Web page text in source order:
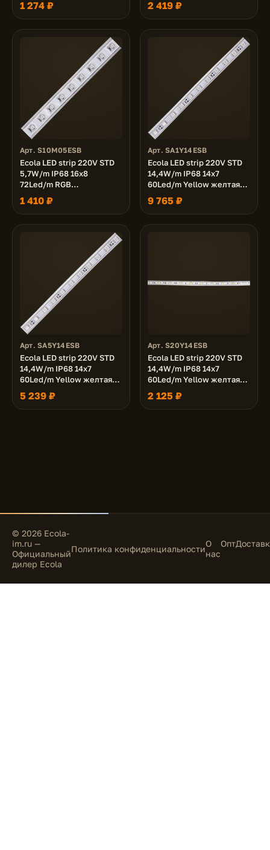
1 274 ₽ 2 419 ₽
Арт. S10M05ESB
Ecola LED strip 220V STD
5,7W/m IP68 16x8
72Led/m RGB
разноцветная лента 10м.
1 410 ₽
Арт. SA1Y14ESB
Ecola LED strip 220V STD
14,4W/m IP68 14x7
60Led/m Yellow желтая
лента 100м.
9 765 ₽
Арт. SA5Y14ESB
Ecola LED strip 220V STD
14,4W/m IP68 14x7
60Led/m Yellow желтая
лента 50м.
5 239 ₽
Арт. S20Y14ESB
Ecola LED strip 220V STD
14,4W/m IP68 14x7
60Led/m Yellow желтая
лента 20м.
2 125 ₽
© 2026 Ecola-
im.ru —
Официальный
дилер Ecola
Политика конфиденциальностиО
нас
Опт